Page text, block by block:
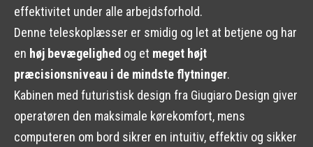
effektivitet under alle arbejdsforhold.
Denne teleskoplæsser er smidig og let at betjene og har
en høj bevægelighed og et meget højt
præcisionsniveau i de mindste flytninger.
Kabinen med futuristisk design fra Giugiaro Design giver
operatøren den maksimale kørekomfort, mens
computeren om bord sikrer en intuitiv, effektiv og sikker